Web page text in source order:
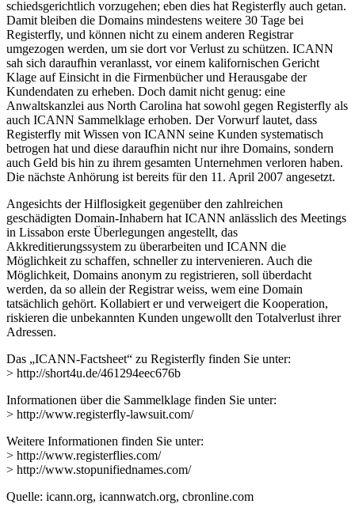
schiedsgerichtlich vorzugehen; eben dies hat Registerfly auch getan.
Damit bleiben die Domains mindestens weitere 30 Tage bei
Registerfly, und können nicht zu einem anderen Registrar
umgezogen werden, um sie dort vor Verlust zu schützen. ICANN
sah sich daraufhin veranlasst, vor einem kalifornischen Gericht
Klage auf Einsicht in die Firmenbücher und Herausgabe der
Kundendaten zu erheben. Doch damit nicht genug: eine
Anwaltskanzlei aus North Carolina hat sowohl gegen Registerfly als
auch ICANN Sammelklage erhoben. Der Vorwurf lautet, dass
Registerfly mit Wissen von ICANN seine Kunden systematisch
betrogen hat und diese daraufhin nicht nur ihre Domains, sondern
auch Geld bis hin zu ihrem gesamten Unternehmen verloren haben.
Die nächste Anhörung ist bereits für den 11. April 2007 angesetzt.
Angesichts der Hilflosigkeit gegenüber den zahlreichen
geschädigten Domain-Inhabern hat ICANN anlässlich des Meetings
in Lissabon erste Überlegungen angestellt, das
Akkreditierungssystem zu überarbeiten und ICANN die
Möglichkeit zu schaffen, schneller zu intervenieren. Auch die
Möglichkeit, Domains anonym zu registrieren, soll überdacht
werden, da so allein der Registrar weiss, wem eine Domain
tatsächlich gehört. Kollabiert er und verweigert die Kooperation,
riskieren die unbekannten Kunden ungewollt den Totalverlust ihrer
Adressen.
Das „ICANN-Factsheet“ zu Registerfly finden Sie unter:
> http://short4u.de/461294eec676b
Informationen über die Sammelklage finden Sie unter:
> http://www.registerfly-lawsuit.com/
Weitere Informationen finden Sie unter:
> http://www.registerflies.com/
> http://www.stopunifiednames.com/
Quelle: icann.org, icannwatch.org, cbronline.com